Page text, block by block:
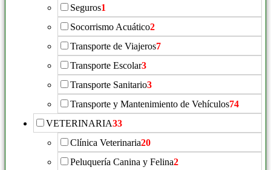
Seguros1
Socorrismo Acuático2
Transporte de Viajeros7
Transporte Escolar3
Transporte Sanitario3
Transporte y Mantenimiento de Vehículos74
VETERINARIA33
Clínica Veterinaria20
Peluquería Canina y Felina2